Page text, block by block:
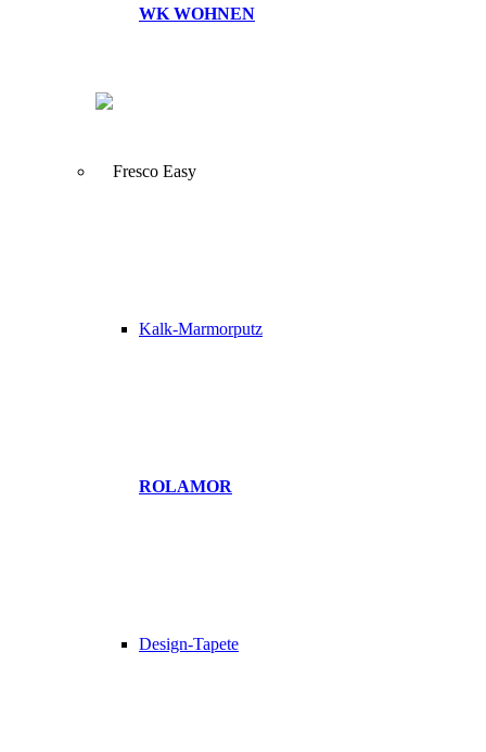
WK WOHNEN
Kalk-Marmorputz
ROLAMOR
Design-Tapete